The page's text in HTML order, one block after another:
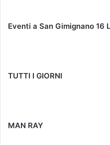
Eventi a San Gimignano 16
TUTTI I GIORNI
MAN RAY